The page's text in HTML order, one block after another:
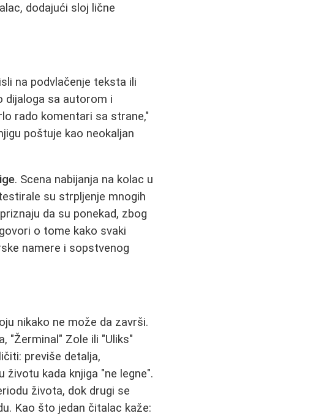
dodajući sloj lične
na podvlačenje teksta ili
dijaloga sa autorom i
rado komentari sa strane,"
poštuje kao neokaljan
. Scena nabijanja na kolac u
su strpljenje mnogih
da su ponekad, zbog
o tome kako svaki
namere i sopstvenog
nikako ne može da završi.
"Žerminal" Zole ili "Uliks"
previše detalja,
kada knjiga "ne legne".
života, dok drugi se
Kao što jedan čitalac kaže: